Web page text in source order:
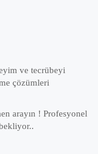
ve tecrübeyi
çözümleri
arayın ! Profesyonel